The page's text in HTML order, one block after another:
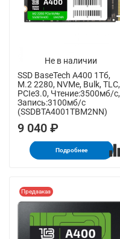
Не в наличии
SSD BaseTech A400 1Тб,
M.2 2280, NVMe, Bulk, TLC,
PCIe3.0, Чтение:3500мб/с,
Запись:3100мб/с
(SSDBTA4001TBM2NN)
9 040 ₽
Подробнее
Предзаказ